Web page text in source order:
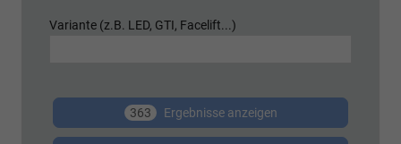
Variante (z.B. LED, GTI, Facelift...)
363 Ergebnisse anzeigen